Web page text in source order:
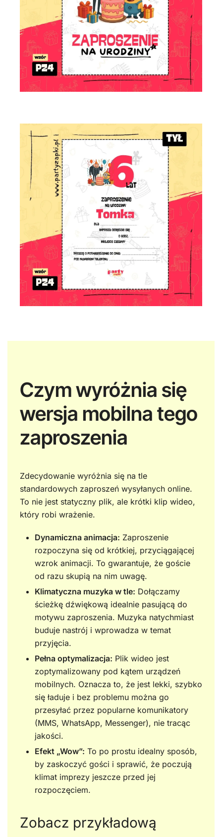
Czym wyróżnia się
wersja mobilna tego
zaproszenia
Zdecydowanie wyróżnia się na tle
standardowych zaproszeń wysyłanych online.
To nie jest statyczny plik, ale krótki klip wideo,
który robi wrażenie.
Dynamiczna animacja: Zaproszenie
rozpoczyna się od krótkiej, przyciągającej
wzrok animacji. To gwarantuje, że goście
od razu skupią na nim uwagę.
Klimatyczna muzyka w tle: Dołączamy
ścieżkę dźwiękową idealnie pasującą do
motywu zaproszenia. Muzyka natychmiast
buduje nastrój i wprowadza w temat
przyjęcia.
Pełna optymalizacja: Plik wideo jest
zoptymalizowany pod kątem urządzeń
mobilnych. Oznacza to, że jest lekki, szybko
się ładuje i bez problemu można go
przesyłać przez popularne komunikatory
(MMS, WhatsApp, Messenger), nie tracąc
jakości.
Efekt „Wow”: To po prostu idealny sposób,
by zaskoczyć gości i sprawić, że poczują
klimat imprezy jeszcze przed jej
rozpoczęciem.
Zobacz przykładową